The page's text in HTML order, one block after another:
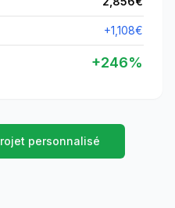
+1,108€
+246%
personnalisé